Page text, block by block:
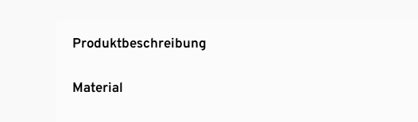
Produktbeschreibung
Material